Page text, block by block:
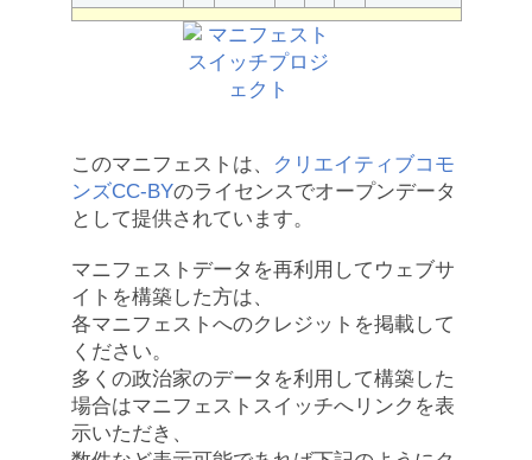
このマニフェストは、
クリエイティブコモ
ンズCC-BYのライセンスでオープンデータ
として提供されています。
マニフェストデータを再利用してウェブサ
イトを構築した方は、
各マニフェストへのクレジットを掲載して
ください。
多くの政治家のデータを利用して構築した
場合はマニフェストスイッチへリンクを表
示いただき、